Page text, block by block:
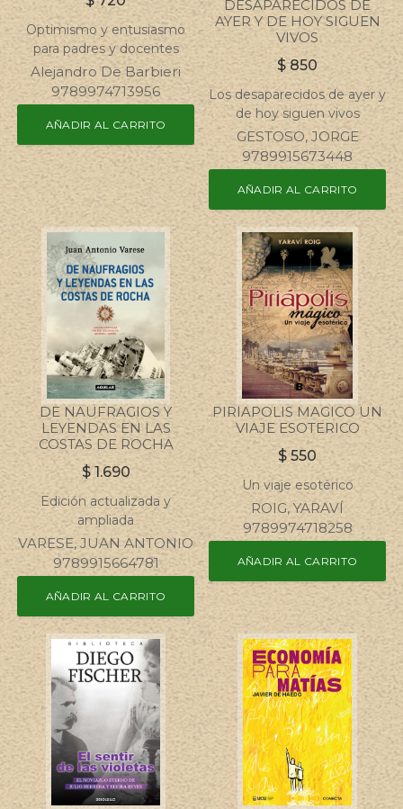
Optimismo y entusiasmo
para padres y docentes
Alejandro De Barbieri
9789974713956
AÑADIR AL CARRITO
DESAPARECIDOS DE
AYER Y DE HOY SIGUEN
VIVOS
$850
Los desaparecidos de ayer y
de hoy siguen vivos
GESTOSO, JORGE
9789915673448
AÑADIR AL CARRITO
DE NAUFRAGIOS Y
LEYENDAS EN LAS
COSTAS DE ROCHA
$1.690
Edición actualizada y
ampliada
VARESE, JUAN ANTONIO
9789915664781
AÑADIR AL CARRITO
PIRIAPOLIS MAGICO UN
VIAJE ESOTERICO
$550
Un viaje esotérico
ROIG, YARAVÍ
9789974718258
AÑADIR AL CARRITO